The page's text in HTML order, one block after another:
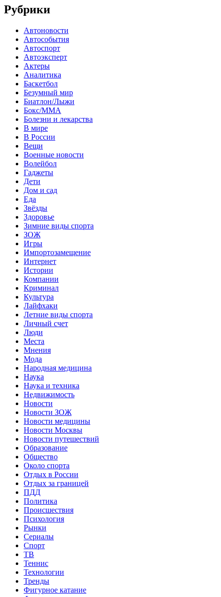
Рубрики
Автоновости
Автособытия
Автоспорт
Автоэксперт
Актеры
Аналитика
Баскетбол
Безумный мир
Биатлон/Лыжи
Бокс/MMA
Болезни и лекарства
В мире
В России
Вещи
Военные новости
Волейбол
Гаджеты
Дети
Дом и сад
Еда
Звёзды
Здоровье
Зимние виды спорта
ЗОЖ
Игры
Импортозамещение
Интернет
Истории
Компании
Криминал
Культура
Лайфхаки
Летние виды спорта
Личный счет
Люди
Места
Мнения
Мода
Народная медицина
Наука
Наука и техника
Недвижимость
Новости
Новости ЗОЖ
Новости медицины
Новости Москвы
Новости путешествий
Образование
Общество
Около спорта
Отдых в России
Отдых за границей
ПДД
Политика
Происшествия
Психология
Рынки
Сериалы
Спорт
ТВ
Теннис
Технологии
Тренды
Фигурное катание